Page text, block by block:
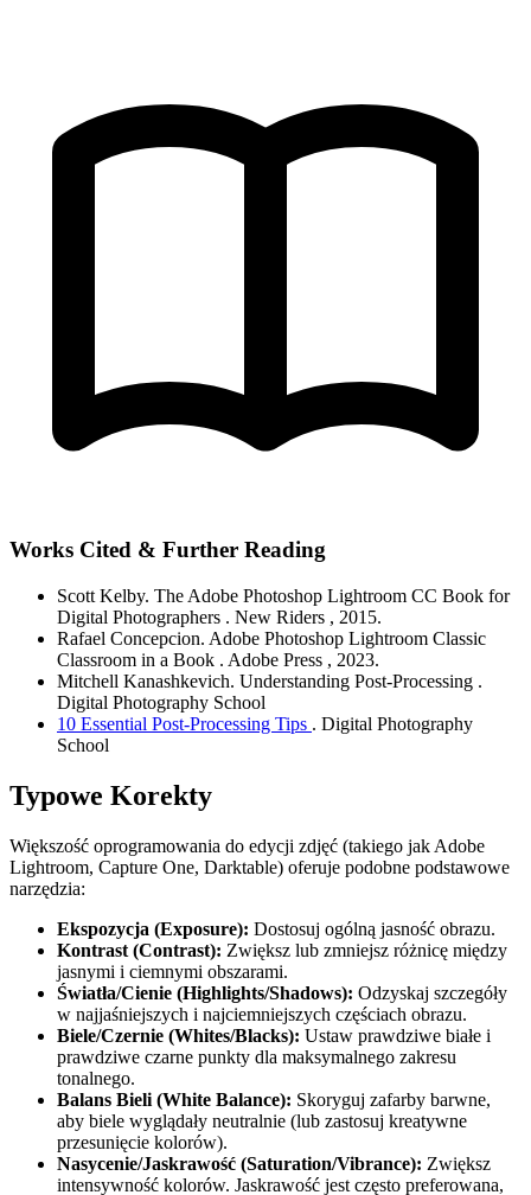
Works Cited & Further Reading
Scott Kelby. The Adobe Photoshop Lightroom CC Book for
Digital Photographers . New Riders , 2015.
Rafael Concepcion. Adobe Photoshop Lightroom Classic
Classroom in a Book . Adobe Press , 2023.
Mitchell Kanashkevich. Understanding Post-Processing .
Digital Photography School
10 Essential Post-Processing Tips . Digital Photography
School
Typowe Korekty
Większość oprogramowania do edycji zdjęć (takiego jak Adobe
Lightroom, Capture One, Darktable) oferuje podobne podstawowe
narzędzia:
Ekspozycja (Exposure): Dostosuj ogólną jasność obrazu.
Kontrast (Contrast): Zwiększ lub zmniejsz różnicę między
jasnymi i ciemnymi obszarami.
Światła/Cienie (Highlights/Shadows): Odzyskaj szczegóły
w najjaśniejszych i najciemniejszych częściach obrazu.
Biele/Czernie (Whites/Blacks): Ustaw prawdziwe białe i
prawdziwe czarne punkty dla maksymalnego zakresu
tonalnego.
Balans Bieli (White Balance): Skoryguj zafarby barwne,
aby biele wyglądały neutralnie (lub zastosuj kreatywne
przesunięcie kolorów).
Nasycenie/Jaskrawość (Saturation/Vibrance): Zwiększ
intensywność kolorów. Jaskrawość jest często preferowana,